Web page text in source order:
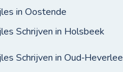
in Oostende
Schrijven in Holsbeek
Schrijven in Oud‑Heverlee